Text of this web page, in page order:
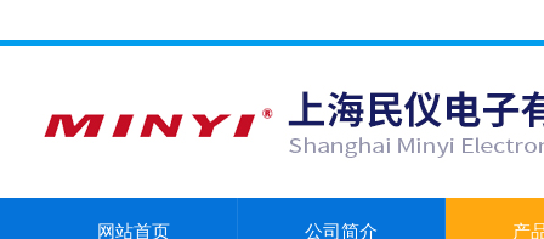
网站首页 公司简介 产